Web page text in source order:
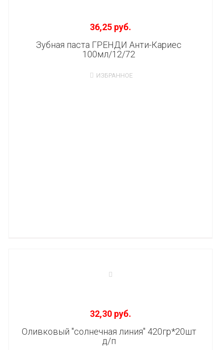
36,25 руб.
Зубная паста ГРЕНДИ Анти-Кариес
100мл/12/72
ИЗБРАННОЕ
32,30 руб.
Оливковый "солнечная линия" 420гр*20шт
д/п